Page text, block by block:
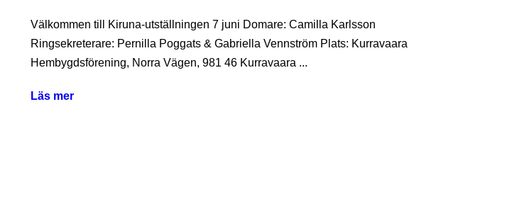
Välkommen till Kiruna-utställningen 7 juni Domare: Camilla Karlsson
Ringsekreterare: Pernilla Poggats & Gabriella Vennström Plats: Kurravaara
Hembygdsförening, Norra Vägen, 981 46 Kurravaara ...
Läs mer